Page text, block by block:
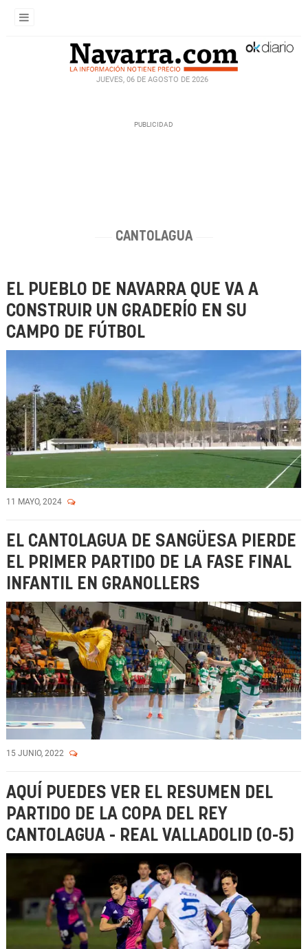
JUEVES, 06 DE AGOSTO DE 2026
CANTOLAGUA
EL PUEBLO DE NAVARRA QUE VA A
CONSTRUIR UN GRADERÍO EN SU
CAMPO DE FÚTBOL
11 MAYO, 2024
EL CANTOLAGUA DE SANGÜESA PIERDE
EL PRIMER PARTIDO DE LA FASE FINAL
INFANTIL EN GRANOLLERS
15 JUNIO, 2022
AQUÍ PUEDES VER EL RESUMEN DEL
PARTIDO DE LA COPA DEL REY
CANTOLAGUA - REAL VALLADOLID (0-5)